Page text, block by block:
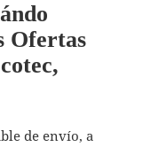
Ofertas
de envío, a